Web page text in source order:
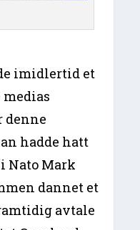
imidlertid et
denne
hadde hatt
Nato Mark
dannet et
avtale